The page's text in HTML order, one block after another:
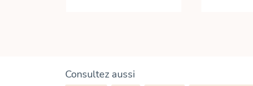
Consultez aussi